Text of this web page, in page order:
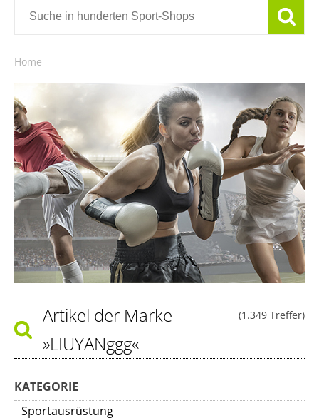
Home
(1.349 Treffer)
Artikel der Marke
»LIUYANggg«
KATEGORIE
Sportausrüstung